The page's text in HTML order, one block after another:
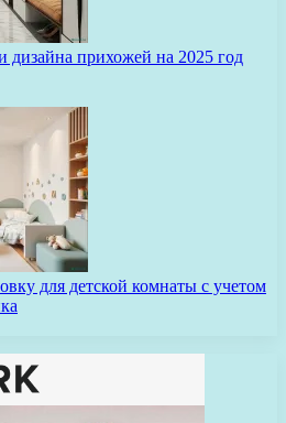
дизайна прихожей на 2025 год
для детской комнаты с учетом